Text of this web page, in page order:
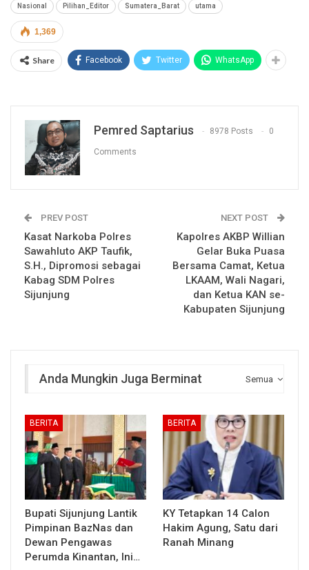
Nasional Pilihan_Editor Sumatera_Barat utama
1,369
Share Facebook Twitter WhatsApp
Pemred Saptarius 8978 Posts 0
Comments
PREV POST
Kasat Narkoba Polres
Sawahluto AKP Taufik,
S.H., Dipromosi sebagai
Kabag SDM Polres
Sijunjung
NEXT POST
Kapolres AKBP Willian
Gelar Buka Puasa
Bersama Camat, Ketua
LKAAM, Wali Nagari,
dan Ketua KAN se-
Kabupaten Sijunjung
Semua
Anda Mungkin Juga Berminat
BERITA
Bupati Sijunjung Lantik
Pimpinan BazNas dan
Dewan Pengawas
Perumda Kinantan, Ini…
BERITA
KY Tetapkan 14 Calon
Hakim Agung, Satu dari
Ranah Minang